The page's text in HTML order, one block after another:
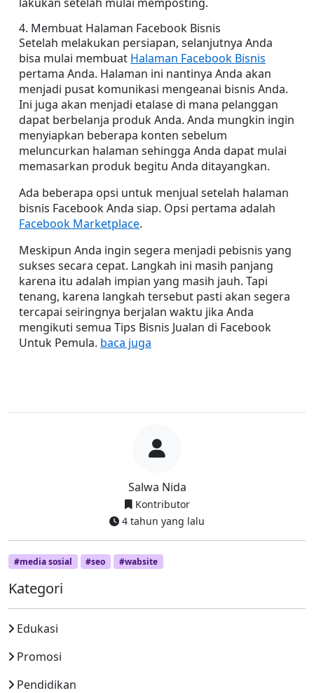
Salwa Nida
Kontributor
4 tahun yang lalu
#media sosial #seo #wabsite
4. Membuat Halaman Facebook Bisnis
Setelah melakukan persiapan, selanjutnya Anda
bisa mulai membuat Halaman Facebook Bisnis
pertama Anda. Halaman ini nantinya Anda akan
menjadi pusat komunikasi mengeanai bisnis Anda.
Ini juga akan menjadi etalase di mana pelanggan
dapat berbelanja produk Anda. Anda mungkin ingin
menyiapkan beberapa konten sebelum
meluncurkan halaman sehingga Anda dapat mulai
memasarkan produk begitu Anda ditayangkan.
Ada beberapa opsi untuk menjual setelah halaman
Facebook Marketplace.
Meskipun Anda ingin segera menjadi pebisnis yang
sukses secara cepat. Langkah ini masih panjang
karena itu adalah impian yang masih jauh. Tapi
tenang, karena langkah tersebut pasti akan segera
tercapai seiringnya berjalan waktu jika Anda
mengikuti semua Tips Bisnis Jualan di Facebook
Untuk Pemula. baca juga
Kategori
Edukasi
Promosi
Pendidikan